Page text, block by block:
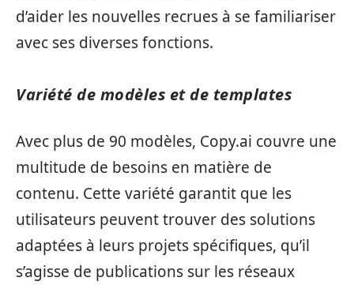
d’aider les nouvelles recrues à se familiariser
avec ses diverses fonctions.
Variété de modèles et de templates
Avec plus de 90 modèles, Copy.ai couvre une
multitude de besoins en matière de
contenu. Cette variété garantit que les
utilisateurs peuvent trouver des solutions
adaptées à leurs projets spécifiques, qu’il
s’agisse de publications sur les réseaux